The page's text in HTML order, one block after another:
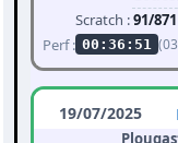
Scratch :91/871
Perf : 00:36:51
19/07/2025